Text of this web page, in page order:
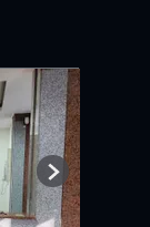
Next